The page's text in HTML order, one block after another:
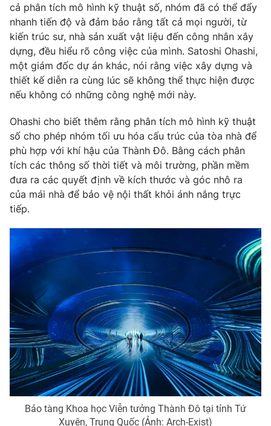
® Cấm sao chép dưới mọi hình thức nếu không có sự chấp
thuận bằng văn bản. Ghi rõ nguồn VTV.vn khi phát hành lại
thông tin từ website này.
cả phân tích mô hình kỹ thuật số, nhóm đã có thể đẩy
nhanh tiến độ và đảm bảo rằng tất cả mọi người, từ
kiến trúc sư, nhà sản xuất vật liệu đến công nhân xây
dựng, đều hiểu rõ công việc của mình. Satoshi Ohashi,
một giám đốc dự án khác, nói rằng việc xây dựng và
thiết kế diễn ra cùng lúc sẽ không thể thực hiện được
nếu không có những công nghệ mới này.
Ohashi cho biết thêm rằng phân tích mô hình kỹ thuật
số cho phép nhóm tối ưu hóa cấu trúc của tòa nhà để
phù hợp với khí hậu của Thành Đô. Bằng cách phân
tích các thông số thời tiết và môi trường, phần mềm
đưa ra các quyết định về kích thước và góc nhô ra
của mái nhà để bảo vệ nội thất khỏi ánh nắng trực
tiếp.
Bảo tàng Khoa học Viễn tưởng Thành Đô tại tỉnh Tứ
Xuyên, Trung Quốc (Ảnh: Arch-Exist)